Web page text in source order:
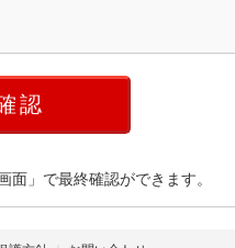
面」で最終確認ができます。